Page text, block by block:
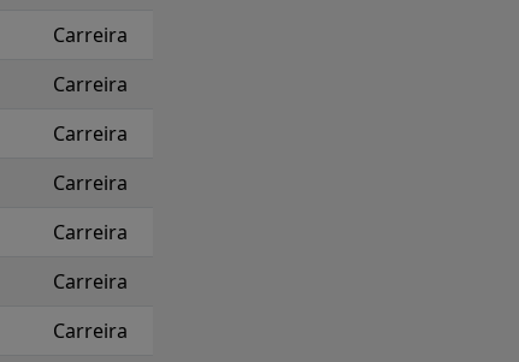
Carreira
Carreira
Carreira
Carreira
Carreira
Carreira
Carreira